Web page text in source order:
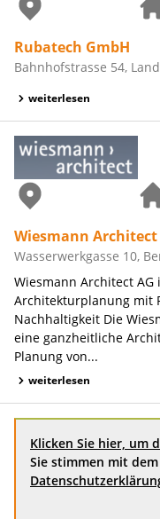
Rubatech GmbH
Bahnhofstrasse 54,
weiterlesen
Wiesmann Architect
Wasserwerkgasse 10,
Wiesmann Architect
Architekturplanung mit
Nachhaltigkeit Die
eine ganzheitliche
Planung von...
weiterlesen
Klicken Sie hier, um
Sie stimmen mit